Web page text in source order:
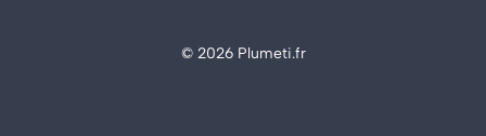
© 2026 Plumeti.fr